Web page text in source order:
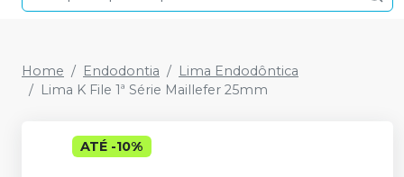
Home Endodontia
Lima Endodôntica
Lima K File 1ª Série Maillefer 25mm
ATÉ -10%